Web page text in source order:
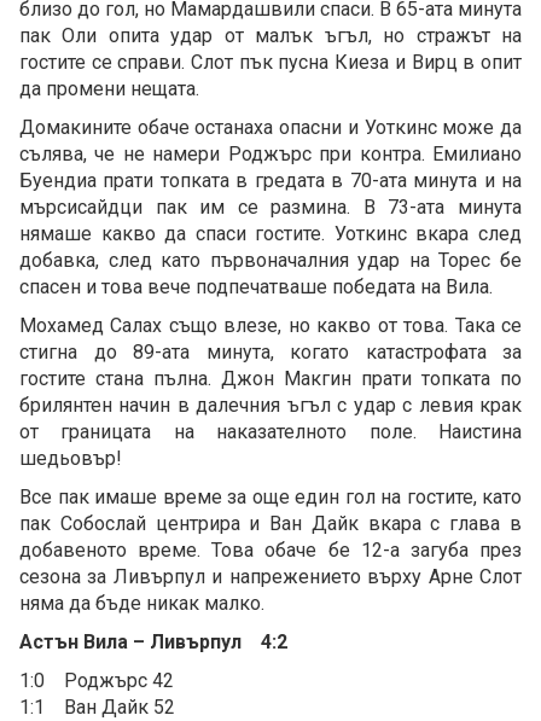
близо до гол, но Мамардашвили спаси. В 65-ата минута
пак Оли опита удар от малък ъгъл, но стражът на
гостите се справи. Слот пък пусна Киеза и Вирц в опит
да промени нещата.
Домакините обаче останаха опасни и Уоткинс може да
сълява, че не намери Роджърс при контра. Емилиано
Буендиа прати топката в гредата в 70-ата минута и на
мърсисайдци пак им се размина. В 73-ата минута
нямаше какво да спаси гостите. Уоткинс вкара след
добавка, след като първоначалния удар на Торес бе
спасен и това вече подпечатваше победата на Вила.
Мохамед Салах също влезе, но какво от това. Така се
стигна до 89-ата минута, когато катастрофата за
гостите стана пълна. Джон Макгин прати топката по
брилянтен начин в далечния ъгъл с удар с левия крак
от границата на наказателното поле. Наистина
шедьовър!
Все пак имаше време за още един гол на гостите, като
пак Собослай центрира и Ван Дайк вкара с глава в
добавеното време. Това обаче бе 12-а загуба през
сезона за Ливърпул и напрежението върху Арне Слот
няма да бъде никак малко.
Астън Вила – Ливърпул 4:2
1:0 Роджърс 42
1:1 Ван Дайк 52